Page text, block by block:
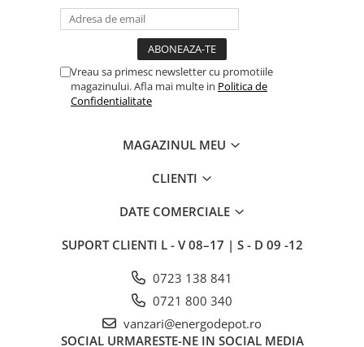
Corpuri de iluminat decorative
Corpuri iluminat exterior
Corpuri iluminat interior
Lampa de birou/veioza
Corpuri solare
Corpuri solare decorative
Instalatii sarbatori
Lanterne
Vreau sa primesc newsletter cu promotiile
magazinului. Afla mai multe in Politica de
Confidentialitate
MAGAZINUL MEU
CLIENTI
DATE COMERCIALE
SUPORT CLIENTI L - V 08–17 | S - D 09 -12
0723 138 841
0721 800 340
vanzari@energodepot.ro
SOCIAL URMARESTE-NE IN SOCIAL MEDIA